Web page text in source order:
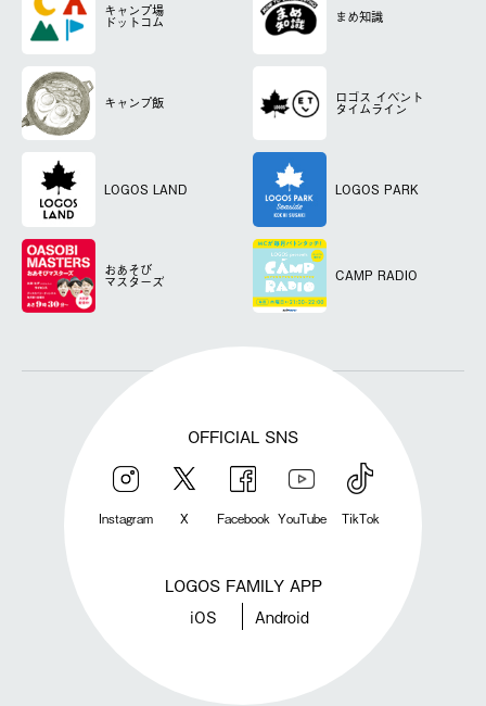
キャンプ場
ドットコム まめ知識
キャンプ飯 ロゴス イベント
タイムライン
LOGOS LAND LOGOS PARK
おあそび
マスターズ CAMP RADIO
OFFICIAL SNS
Instagram X Facebook YouTube TikTok
LOGOS FAMILY APP
iOS Android